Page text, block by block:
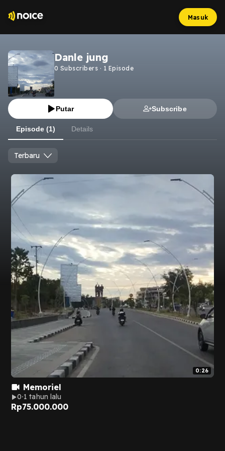
Masuk
Danle jung
0 Subscribers · 1 Episode
Putar Subscribe
Episode (1) Details
Terbaru
0:26
Memoriel
0 1 tahun lalu
Rp75.000.000